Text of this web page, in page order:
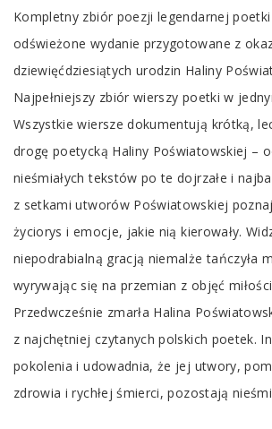
Tab
Article
Kompletny zbiór poezji legendarnej
odświeżone wydanie przygotowane z
dziewięćdziesiątych urodzin Haliny
Najpełniejszy zbiór wierszy poetki w
Wszystkie wiersze dokumentują krótką,
drogę poetycką Haliny Poświatowskiej –
nieśmiałych tekstów po te dojrzałe i
z setkami utworów Poświatowskiej
życiorys i emocje, jakie nią kierowały.
niepodrabialną gracją niemalże tańczyła
wyrywając się na przemian z objęć
Przedwcześnie zmarła Halina
z najchętniej czytanych polskich poetek.
pokolenia i udowadnia, że jej utwory,
zdrowia i rychłej śmierci, pozostają